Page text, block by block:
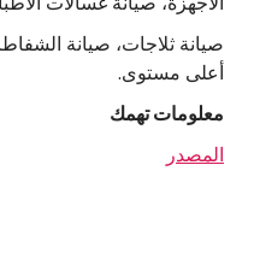
صيانة ثلاجات، صيانة
أعلى مستوى.
معلومات تهمك
المصدر